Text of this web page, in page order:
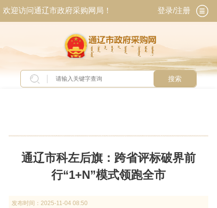
欢迎访问通辽市政府采购网局！ 登录/注册
搜索
通辽市科左后旗：跨省评标破界前
行“1+N”模式领跑全市
发布时间： 2025-11-04 08:50